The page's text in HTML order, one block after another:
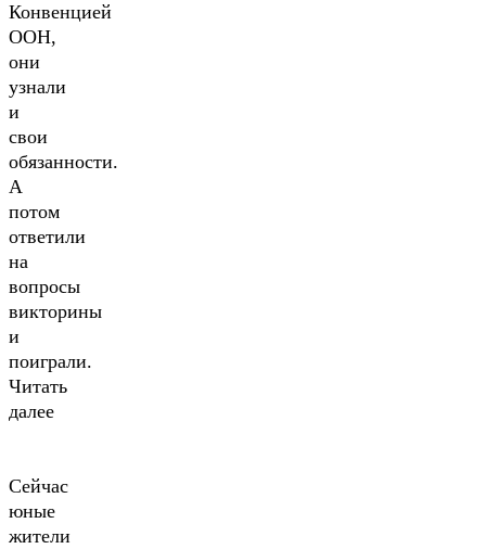
Конвенцией
ООН,
они
узнали
и
свои
обязанности.
А
потом
ответили
на
вопросы
викторины
и
поиграли.
Читать
далее
Сейчас
юные
жители